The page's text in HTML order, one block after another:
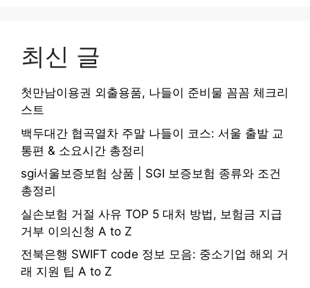
최신 글
첫만남이용권 외출용품, 나들이 준비물 꼼꼼 체크리
스트
백두대간 협곡열차 주말 나들이 코스: 서울 출발 교
통편 & 소요시간 총정리
sgi서울보증보험 상품 | SGI 보증보험 종류와 조건
총정리
실손보험 거절 사유 TOP 5 대처 방법, 보험금 지급
거부 이의신청 A to Z
전북은행 SWIFT code 정보 모음: 중소기업 해외 거
래 지원 팁 A to Z